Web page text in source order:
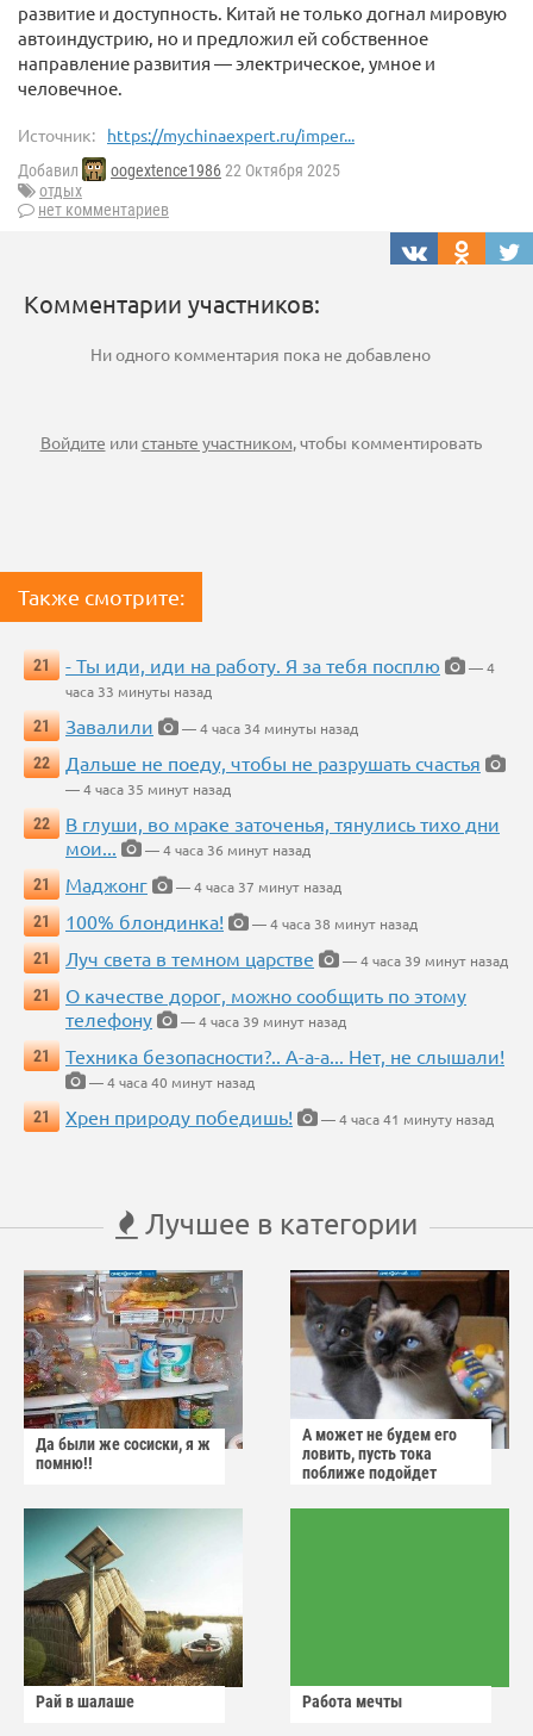
развитие и доступность. Китай не только догнал мировую
автоиндустрию, но и предложил ей собственное
направление развития — электрическое, умное и
человечное.
Источник: https://mychinaexpert.ru/imper...
Добавил oogextence198622 Октября 2025
отдых
нет комментариев
Комментарии участников:
Ни одного комментария пока не добавлено
Войдите илистаньте участником, чтобы комментировать
Также смотрите:
21 - Ты иди, иди на работу. Я за тебя посплю
— 4
часа 33 минуты назад
21
Завалили
— 4 часа 34 минуты назад
22
Дальше не поеду, чтобы не разрушать счастья
— 4 часа 35 минут назад
22
В глуши, во мраке заточенья, тянулись тихо дни
мои...
— 4 часа 36 минут назад
21
Маджонг
— 4 часа 37 минут назад
21
100% блондинка!
— 4 часа 38 минут назад
21
Луч света в темном царстве
— 4 часа 39 минут назад
21
О качестве дорог, можно сообщить по этому
телефону
— 4 часа 39 минут назад
21
Техника безопасности?.. А-а-а... Нет, не слышали!
— 4 часа 40 минут назад
21
Хрен природу победишь! — 4 часа 41 минуту назад
Лучшее в категории
Да были же сосиски, я ж
помню!!
А может не будем его
ловить, пусть тока
поближе подойдет
Рай в шалаше Работа мечты